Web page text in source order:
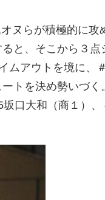
ヌらが積極的に攻
と、そこから３点
ムアウトを境に、＃
トを決め勢いづく。
口大和（商１）、